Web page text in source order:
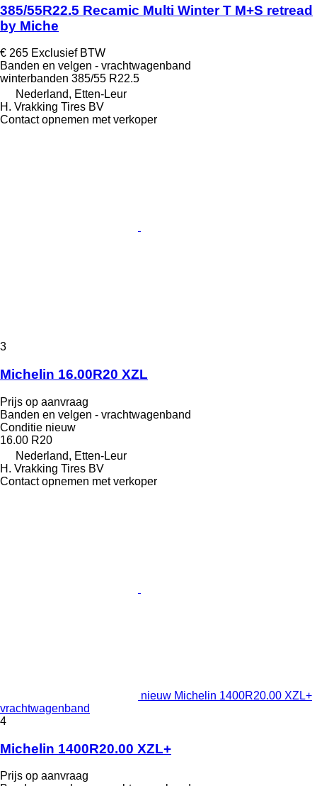
385/55R22.5 Recamic Multi Winter T M+S retread
by Miche
€ 265 Exclusief BTW
Banden en velgen - vrachtwagenband
winterbanden 385/55 R22.5
Nederland, Etten-Leur
H. Vrakking Tires BV
Contact opnemen met verkoper
3
Michelin 16.00R20 XZL
Prijs op aanvraag
Banden en velgen - vrachtwagenband
Conditie nieuw
16.00 R20
Nederland, Etten-Leur
H. Vrakking Tires BV
Contact opnemen met verkoper
nieuw Michelin 1400R20.00 XZL+
vrachtwagenband
4
Michelin 1400R20.00 XZL+
Prijs op aanvraag